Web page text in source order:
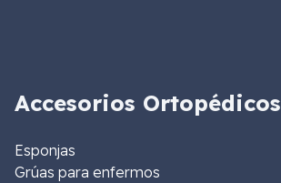
Accesorios Ortopédicos
Esponjas
Grúas para enfermos